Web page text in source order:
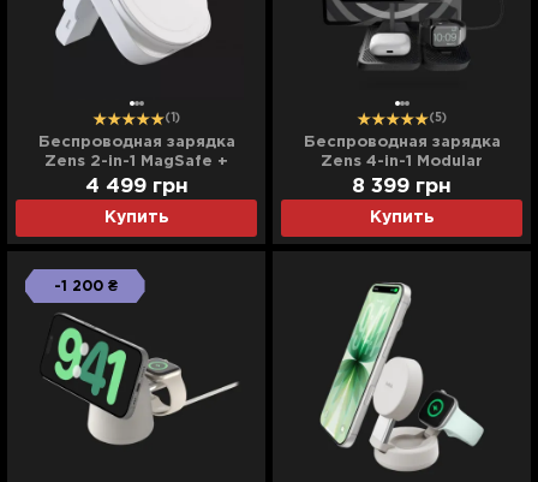
(1)
Беспроводная зарядка
Zens 2-in-1 MagSafe +
Watch Travel Charger
(White) (ZEDC24W/00)
Купить
4 499 грн
(5)
Беcпроводная зарядка
Zens 4-in-1 Modular
Wireless Charger with iPad
Charging Stand
(ZEAPM03/00) (Black)
Купить
8 399 грн
-1 200 ₴